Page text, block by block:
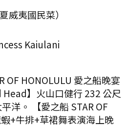
威夷國民菜）
Kaiulani
OF HONOLULU 愛之船晚宴
Head】火山口健行 232 公尺
洋。 【愛之船 STAR OF
+牛排+草裙舞表演海上晚